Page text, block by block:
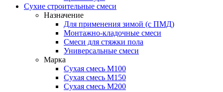
Сухие строительные смеси
Назначение
Для применения зимой (с ПМД)
Монтажно-кладочные смеси
Смеси для стяжки пола
Универсальные смеси
Марка
Сухая смесь М100
Сухая смесь М150
Сухая смесь М200